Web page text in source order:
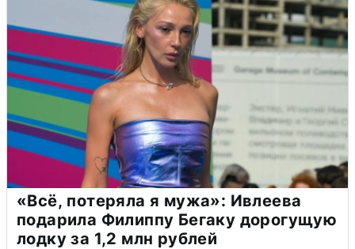
«Всё, потеряла я мужа»: Ивлеева
подарила Филиппу Бегаку дорогущую
лодку за 1,2 млн рублей